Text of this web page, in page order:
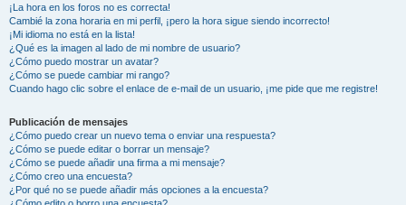
¡La hora en los foros no es correcta!
Cambié la zona horaria en mi perfil, ¡pero la hora sigue siendo incorrecto!
¡Mi idioma no está en la lista!
¿Qué es la imagen al lado de mi nombre de usuario?
¿Cómo puedo mostrar un avatar?
¿Cómo se puede cambiar mi rango?
Cuando hago clic sobre el enlace de e-mail de un usuario, ¡me pide que me registre!
Publicación de mensajes
¿Cómo puedo crear un nuevo tema o enviar una respuesta?
¿Cómo se puede editar o borrar un mensaje?
¿Cómo se puede añadir una firma a mi mensaje?
¿Cómo creo una encuesta?
¿Por qué no se puede añadir más opciones a la encuesta?